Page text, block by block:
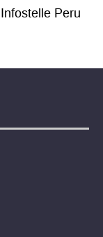
Infostelle Peru